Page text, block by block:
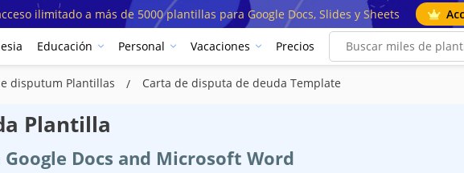
ilimitado a más de 5000 plantillas para Google Docs, Slides y Sheets
Educación Personal Vacaciones Precios
disputum Plantillas Carta de disputa de deuda Template
Plantilla
Docs and Microsoft Word